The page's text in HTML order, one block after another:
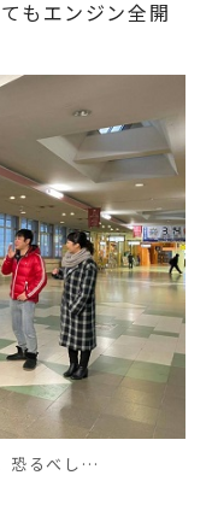
もエンジン全開
恐るべし…